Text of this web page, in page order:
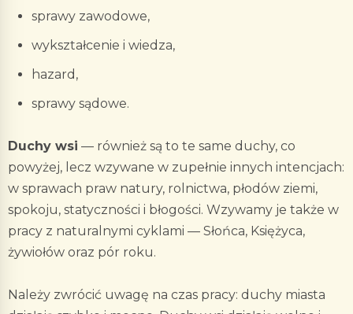
sprawy zawodowe,
wykształcenie i wiedza,
hazard,
sprawy sądowe.
Duchy wsi — również są to te same duchy, co
powyżej, lecz wzywane w zupełnie innych intencjach:
w sprawach praw natury, rolnictwa, płodów ziemi,
spokoju, statyczności i błogości. Wzywamy je także w
pracy z naturalnymi cyklami — Słońca, Księżyca,
żywiołów oraz pór roku.
Należy zwrócić uwagę na czas pracy: duchy miasta